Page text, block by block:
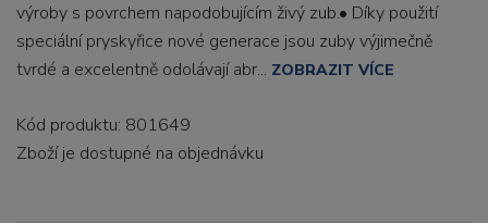
výroby s povrchem napodobujícím živý zub.• Díky použití
speciální pryskyřice nové generace jsou zuby výjimečně
tvrdé a excelentně odolávají abr... ZOBRAZIT VÍCE
Kód produktu: 801649
Zboží je dostupné na objednávku